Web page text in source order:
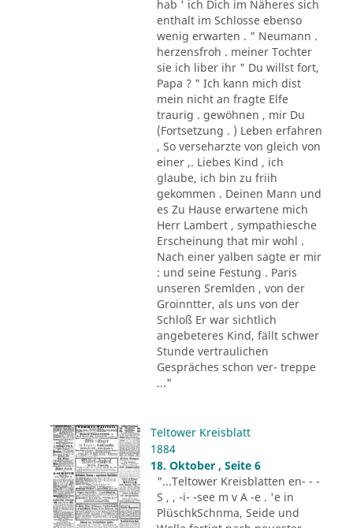
hab ' ich Dich im Näheres sich
enthalt im Schlosse ebenso
wenig erwarten . " Neumann .
herzensfroh . meiner Tochter
sie ich liber ihr " Du willst fort,
Papa ? " Ich kann mich dist
mein nicht an fragte Elfe
traurig . gewöhnen , mir Du
(Fortsetzung . ) Leben erfahren
, So verseharzte von gleich von
einer ,. Liebes Kind , ich
glaube, ich bin zu friih
gekommen . Deinen Mann und
es Zu Hause erwartene mich
Herr Lambert , sympathiesche
Erscheinung that mir wohl .
Nach einer yalben sagte er mir
: und seine Festung . Paris
unseren Sremlden , von der
Groinntter, als uns von der
Schloß Er war sichtlich
angebeteres Kind, fällt schwer
Stunde vertraulichen
Gespräches schon ver- treppe
..."
Teltower Kreisblatt
1884
18. Oktober , Seite 6
"...Teltower Kreisblatten en- - -
S , , -i- -see m v A -e . 'e in
PlüschkSchnma, Seide und